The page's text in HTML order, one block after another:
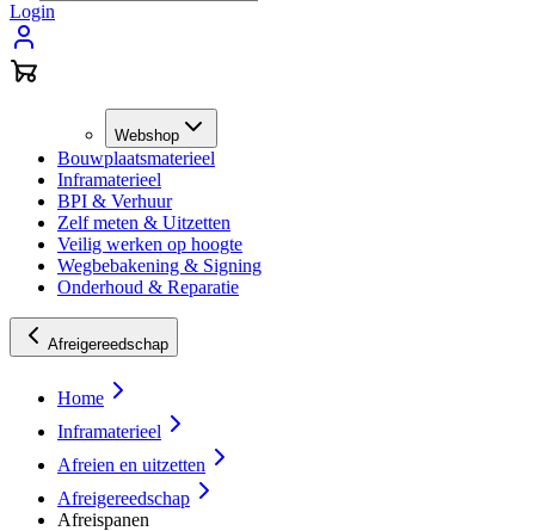
Login
Webshop
Bouwplaatsmaterieel
Inframaterieel
BPI & Verhuur
Zelf meten & Uitzetten
Veilig werken op hoogte
Wegbebakening & Signing
Onderhoud & Reparatie
Afreigereedschap
Home
Inframaterieel
Afreien en uitzetten
Afreigereedschap
Afreispanen